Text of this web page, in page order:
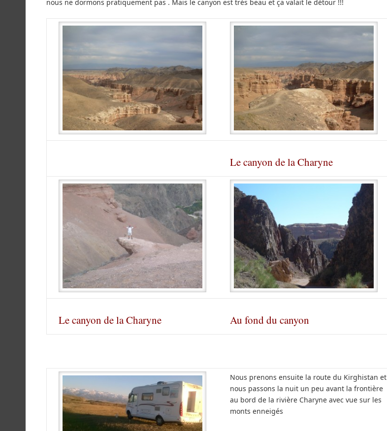
nous ne dormons pratiquement pas . Mais le canyon est très beau et ça valait le détour !!!
Le canyon de la Charyne
Le canyon de la Charyne Au fond du canyon
Nous prenons ensuite la route du Kirghistan et
nous passons la nuit un peu avant la frontière
au bord de la rivière Charyne avec vue sur les
monts enneigés